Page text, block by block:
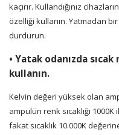
kaçırır. Kullandığınız
özelliği kullanın. Yatmadan
durdurun.
• Yatak odanızda
kullanın.
Kelvin değeri yüksek olan
ampulün renk sıcaklığı
fakat sıcaklık 10.000K